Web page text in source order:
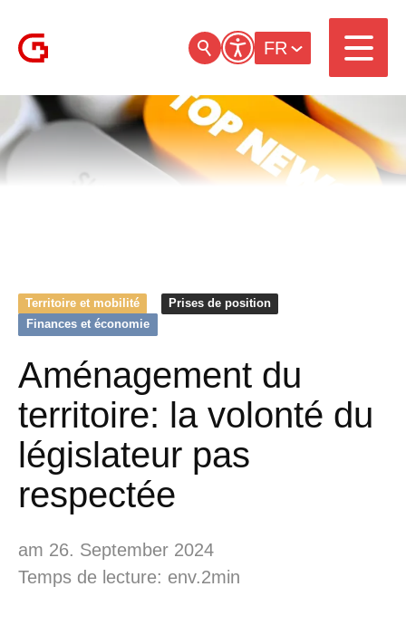
FR
Territoire et mobilité
Prises de position
Finances et économie
Aménagement du
territoire: la volonté du
législateur pas
respectée
am 26. September 2024
Temps de lecture: env.2min